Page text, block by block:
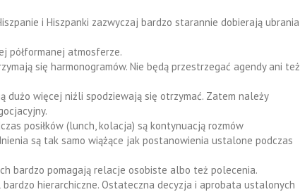
i Hiszpanki zazwyczaj bardzo starannie dobierają ubrania
półformanej atmosferze.
się harmonogramów. Nie będą przestrzegać agendy ani też
dużo więcej niźli spodziewają się otrzymać. Zatem należy
posiłków (lunch, kolacja) są kontynuacją rozmów
są tak samo wiążące jak postanowienia ustalone podczas
bardzo pomagają relacje osobiste albo też polecenia.
hierarchiczne. Ostateczna decyzja i aprobata ustalonych